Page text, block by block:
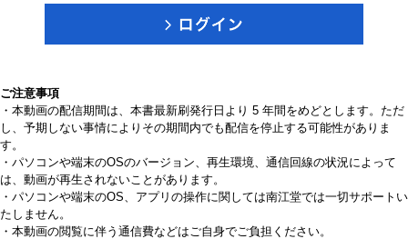
ご注意事項
・本動画の配信期間は、本書最新刷発行日より 5 年間をめどとします。ただ
し、予期しない事情によりその期間内でも配信を停止する可能性がありま
す。
・パソコンや端末のOSのバージョン、再生環境、通信回線の状況によって
は、動画が再生されないことがあります。
・パソコンや端末のOS、アプリの操作に関しては南江堂では一切サポートい
たしません。
・本動画の閲覧に伴う通信費などはご自身でご負担ください。